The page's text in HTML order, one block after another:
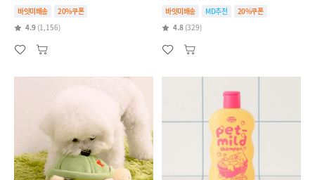
바잇미배송
20%쿠폰
4.9 (1,156)
바잇미배송 MD추천
20%쿠폰
4.8 (329)